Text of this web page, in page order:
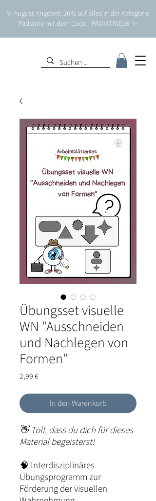
✨ August Angebot: 26% auf alles in der Kategorie
Pädiatrie mit dem Code "PÄDIATRIE26"✨
Übungsset visuelle
WN "Ausschneiden
und Nachlegen von
Formen"
2,99 €Preis
In den Warenkorb
👋Toll, dass du dich für dieses
Material begeisterst!
🧠 Interdisziplinäres
Übungsprogramm zur
Förderung der visuellen